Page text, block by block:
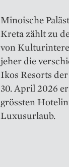
Minoische
Kreta zählt zu
von
jeher die
Ikos Resorts
30. April 2026
grössten
Luxusurlaub.